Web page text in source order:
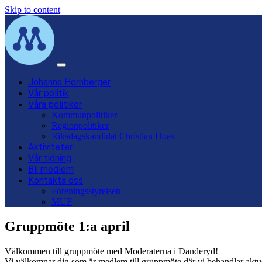
Skip to content
Main
Navigation
Johanna Hornberger
Vår politik
Våra politiker
Kommunpolitiker
Regionpolitiker
Riksdagskandidat Christian Hoas
Aktiviteter
Vår tidning
Bli medlem
Kontakta oss
Föreningsstyrelsen
MUF
Gruppmöte 1:a april
Välkommen till gruppmöte med Moderaterna i Danderyd!